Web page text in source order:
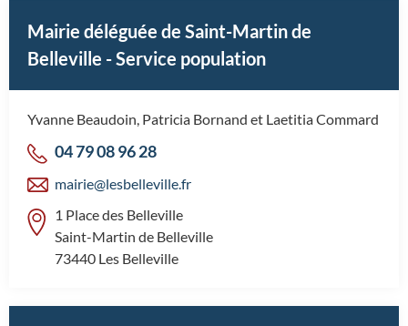
Mairie déléguée de Saint-Martin de
Belleville - Service population
Yvanne Beaudoin, Patricia Bornand et Laetitia Commard
04 79 08 96 28
mairie@lesbelleville.fr
1 Place des Belleville
Saint-Martin de Belleville
73440 Les Belleville